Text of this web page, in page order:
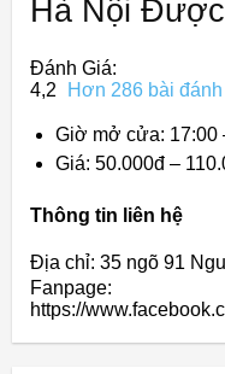
Hà Nội
Đánh Giá:
4,2
Hơn 286 bài
Giờ mở cửa: 17:00
Giá: 50.000đ –
Thông tin liên hệ
Địa chỉ: 35 ngõ 91
Fanpage:
https://